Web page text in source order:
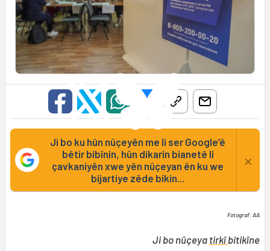
Ji bo ku hûn nûçeyên me li ser Google’ê
bêtir bibînin, hûn dikarin bianetê li
çavkaniyên xwe yên nûçeyan ên ku we
bijartiye zêde bikin...
×
Fotograf: AA
Ji bo nûçeya tirkîbitikîne